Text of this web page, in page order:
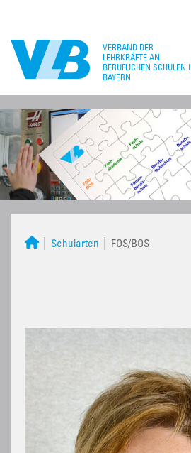
Schularten FOS/BOS